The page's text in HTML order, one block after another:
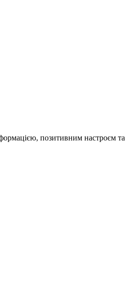
позитивним настроєм та